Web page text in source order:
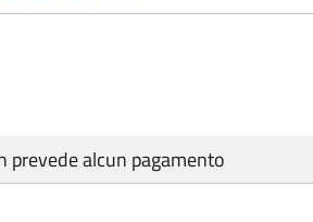
prevede alcun pagamento